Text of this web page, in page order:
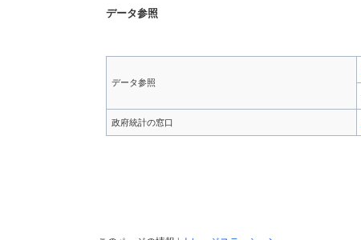
診療放射線
無線・通信
データ参照
データ参照
政府統計の窓口